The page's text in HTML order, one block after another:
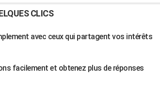
CLICS
avec ceux qui partagent vos intérêts
facilement et obtenez plus de réponses